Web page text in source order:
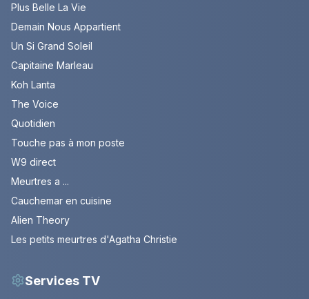
Plus Belle La Vie
Demain Nous Appartient
Un Si Grand Soleil
Capitaine Marleau
Koh Lanta
The Voice
Quotidien
Touche pas à mon poste
W9 direct
Meurtres a ...
Cauchemar en cuisine
Alien Theory
Les petits meurtres d'Agatha Christie
Services TV